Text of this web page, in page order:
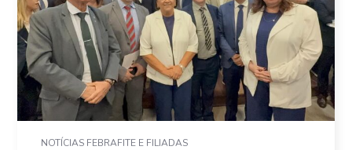
NOTÍCIAS FEBRAFITE E FILIADAS